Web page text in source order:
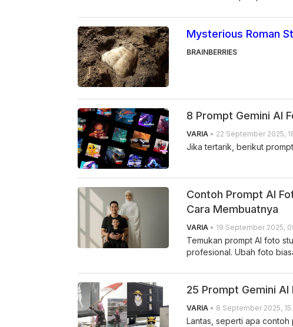
Mysterious Roman
BRAINBERRIES
8 Prompt Gemini AI
VARIA • 22 September 2025,
Jika tertarik, berikut
Contoh Prompt AI
Cara Membuatnya
VARIA • 19 September 2025,
Temukan prompt AI foto
profesional. Ubah foto
25 Prompt Gemini
VARIA • 8 September 2025,
Lantas, seperti apa contoh